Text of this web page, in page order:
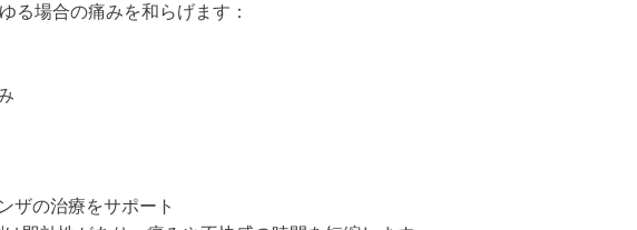
る場合の痛みを和らげます：
ザの治療をサポート